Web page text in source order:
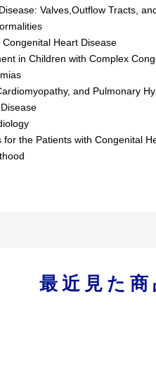
Valves,Outflow Tracts,
Congenital Heart Disease
in Children with Complex
and Pulmonary
for the Patients with Congenital
最近見た商